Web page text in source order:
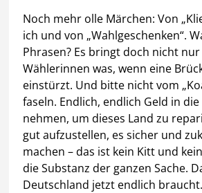
Noch mehr olle Märchen: Von
ich und von „Wahlgeschenken“.
Phrasen? Es bringt doch nicht nur
Wählerinnen was, wenn eine
einstürzt. Und bitte nicht vom
faseln. Endlich, endlich Geld in
nehmen, um dieses Land zu
gut aufzustellen, es sicher und
machen – das ist kein Kitt und
die Substanz der ganzen Sache.
Deutschland jetzt endlich braucht.